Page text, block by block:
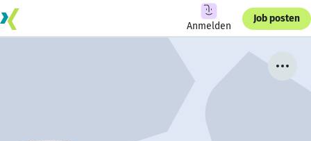
Anmelden
Job posten